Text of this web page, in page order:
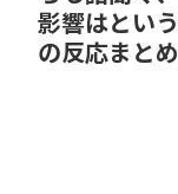
影響はとい
の反応まとめ